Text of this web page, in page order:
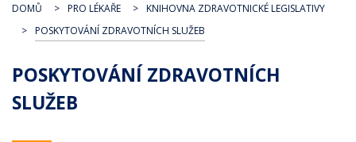
POSKYTOVÁNÍ ZDRAVOTNÍCH
SLUŽEB
DOMŮ PRO LÉKAŘE
KNIHOVNA ZDRAVOTNICKÉ LEGISLATIVY
POSKYTOVÁNÍ ZDRAVOTNÍCH SLUŽEB